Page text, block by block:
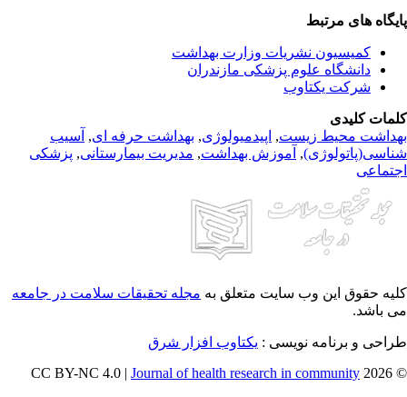
های مرتبط
کمیسیون نشریات وزارت بهداشت
دانشگاه علوم پزشکی مازندران
شرکت یکتاوب
کلیدی
محیط زیست,اپیدمیولوژی ,بهداشت حرفه ای ,آسیب
,آموزش بهداشت,مدیریت بیمارستانی, پزشکی
حقوق این وب سایت متعلق به مجله تحقیقات سلامت در جامعه
باشد.
و برنامه نویسی : یکتاوب افزار شرق
Journal of health research in community